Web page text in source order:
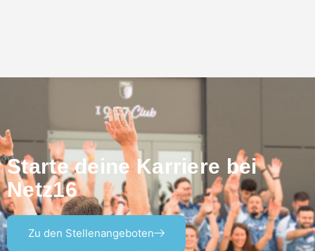
Starte deine Karriere bei
Netz16
Zu den Stellenangeboten